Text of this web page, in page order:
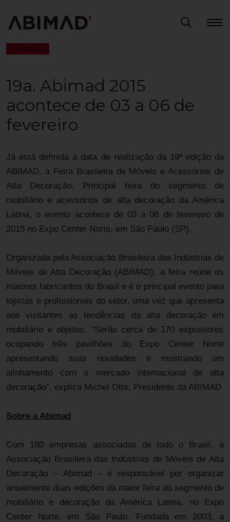
29/09/2014
19a. Abimad 2015
acontece de 03 a 06 de
fevereiro
Já está definida a data de realização da 19ª edição da
ABIMAD, a Feira Brasileira de Móveis e Acessórios de
Alta Decoração. Principal feira do segmento de
mobiliário e acessórios de alta decoração da América
Latina, o evento acontece de 03 a 06 de fevereiro de
2015 no Expo Center Norte, em São Paulo (SP).
Organizada pela Associação Brasileira das Indústrias de
Móveis de Alta Decoração (ABIMAD), a feira reúne os
maiores fabricantes do Brasil e é o principal evento para
lojistas e profissionais do setor, uma vez que apresenta
aos visitantes as tendências da alta decoração em
mobiliário e objetos. “Serão cerca de 170 expositores
ocupando três pavilhões do Expo Center Norte
apresentando suas novidades e mostrando um
alinhamento com o mercado internacional de alta
decoração”, explica Michel Otte, Presidente da ABIMAD
Sobre a Abimad
Com 180 empresas associadas de todo o Brasil, a
Associação Brasileira das Indústrias de Móveis de Alta
Decoração – Abimad – é responsável por organizar
anualmente duas edições da maior feira do segmento de
mobiliário e decoração da América Latina, no Expo
Center Norte, em São Paulo. Fundada em 2003, a